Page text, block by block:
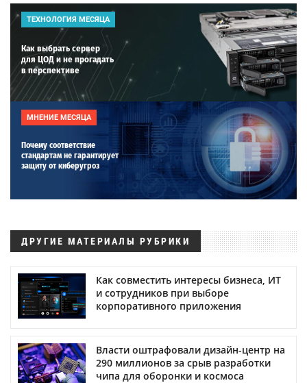
ТЕХНОЛОГИЯ МЕСЯЦА
Как выбрать сервер
для ЦОД и не прогадать
в перспективе
МНЕНИЕ МЕСЯЦА
Почему соответствие
стандартам не гарантирует
защиту от киберугроз
ДРУГИЕ МАТЕРИАЛЫ РУБРИКИ
Как совместить интересы бизнеса, ИТ
и сотрудников при выборе
корпоративного приложения
Власти оштрафовали дизайн-центр на
290 миллионов за срыв разработки
чипа для оборонки и космоса